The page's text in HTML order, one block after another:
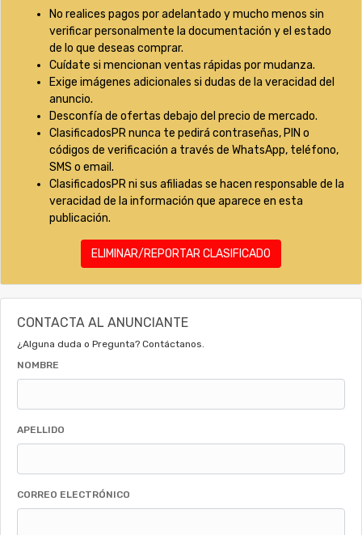
No realices pagos por adelantado y mucho menos sin
verificar personalmente la documentación y el estado
de lo que deseas comprar.
Cuídate si mencionan ventas rápidas por mudanza.
Exige imágenes adicionales si dudas de la veracidad del
anuncio.
Desconfía de ofertas debajo del precio de mercado.
ClasificadosPR nunca te pedirá contraseñas, PIN o
códigos de verificación a través de WhatsApp, teléfono,
SMS o email.
ClasificadosPR ni sus afiliadas se hacen responsable de la
veracidad de la información que aparece en esta
publicación.
ELIMINAR/REPORTAR CLASIFICADO
CONTACTA AL ANUNCIANTE
¿Alguna duda o Pregunta? Contáctanos.
NOMBRE
APELLIDO
CORREO ELECTRÓNICO